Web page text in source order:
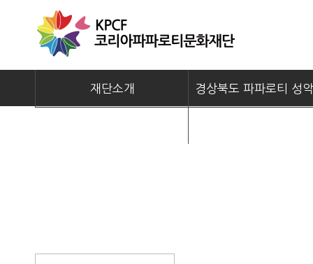
재단소개 경상북도 파파로티 성